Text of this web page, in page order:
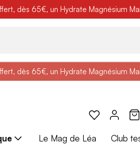
: Profitez de-25% + Livraison offerte
BRADERIE :-40% sur une
dès 65€, un Hydrate Magnésium
: Profitez de-25% + Livraison offerte
Braderie :-40% sur une
dès 65€, un Hydrate Magnésium
Le Mag de Léa
Club